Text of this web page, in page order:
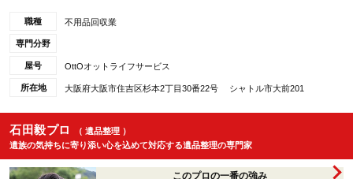
職種 不用品回収業
専門分野
屋号 OttOオットライフサービス
所在地 大阪府大阪市住吉区杉本2丁目30番22号 シャトル市大前201
石田毅プロ
（ 遺品整理 ）
遺族の気持ちに寄り添い心を込めて対応する遺品整理の専門家
このプロの一番の強み